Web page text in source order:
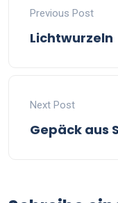
Previous Post
Lichtwurzeln
Next Post
Gepäck aus